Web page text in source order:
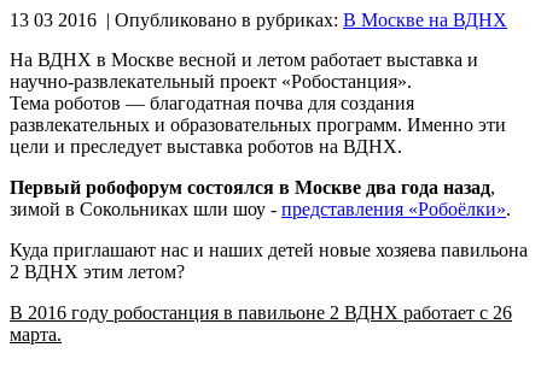
13 03 2016 | Опубликовано в рубриках: В Москве на ВДНХ
На ВДНХ в Москве весной и летом работает выставка и
научно-развлекательный проект «Робостанция».
Тема роботов — благодатная почва для создания
развлекательных и образовательных программ. Именно эти
цели и преследует выставка роботов на ВДНХ.
Первый робофорум состоялся в Москве два года назад,
зимой в Сокольниках шли шоу - представления «Робоёлки».
Куда приглашают нас и наших детей новые хозяева павильона
2 ВДНХ этим летом?
В 2016 году робостанция в павильоне 2 ВДНХ работает с 26
марта.